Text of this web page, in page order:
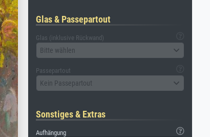
Glas & Passepartout
Glas (inklusive Rückwand)
Bitte wählen
Passepartout
Kein Passepartout
Sonstiges & Extras
Aufhängung